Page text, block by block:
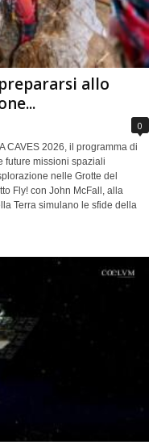
allo
0
CAVES 2026, il programma di
future missioni spaziali
nelle Grotte del
Fly! con John McFall, alla
Terra simulano le sfide della